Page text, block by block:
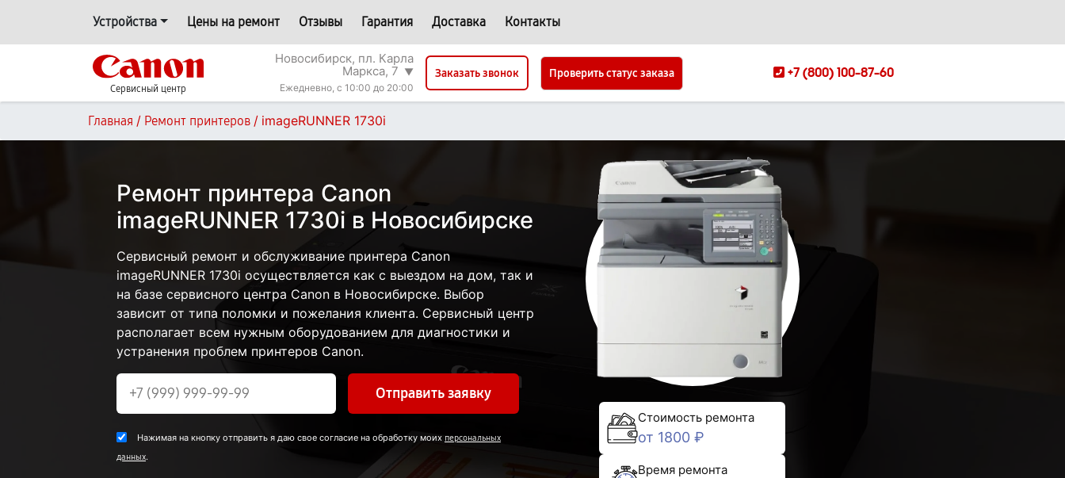
Устройства Цены на ремонт Отзывы Гарантия Доставка Контакты
Сервисный центр
Новосибирск, пл. Карла
Маркса, 7 ▼
Ежедневно, с 10:00 до 20:00
Заказать звонок Проверить статус заказа +7 (800) 100-87-60
Главная / Ремонт принтеров / imageRUNNER 1730i
Ремонт принтера Canon
imageRUNNER 1730i в Новосибирске
Сервисный ремонт и обслуживание принтера Canon
imageRUNNER 1730i осуществляется как с выездом на дом, так и
на базе сервисного центра Canon в Новосибирске. Выбор
зависит от типа поломки и пожелания клиента. Сервисный центр
располагает всем нужным оборудованием для диагностики и
устранения проблем принтеров Canon.
Отправить заявку
Нажимая на кнопку отправить я даю свое согласие на обработку моих персональных
данных.
Стоимость ремонта
от 1800 ₽
Время ремонта